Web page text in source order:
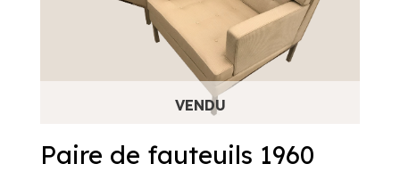
Paire de fauteuils 1960